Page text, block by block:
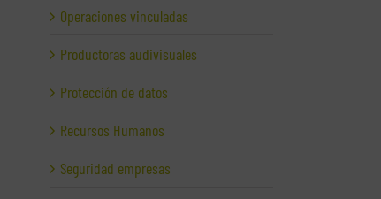
Operaciones vinculadas
Productoras audivisuales
Protección de datos
Recursos Humanos
Seguridad empresas